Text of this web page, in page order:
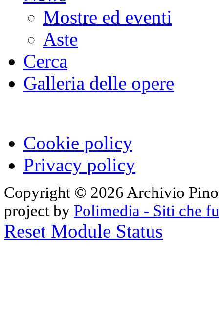
Mostre ed eventi
Aste
Cerca
Galleria delle opere
Cookie policy
Privacy policy
Copyright © 2026 Archivio
project by Polimedia - Siti che
Reset Module Status